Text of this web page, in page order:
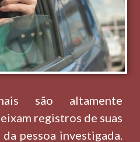
são altamente
registros de suas
pessoa investigada.